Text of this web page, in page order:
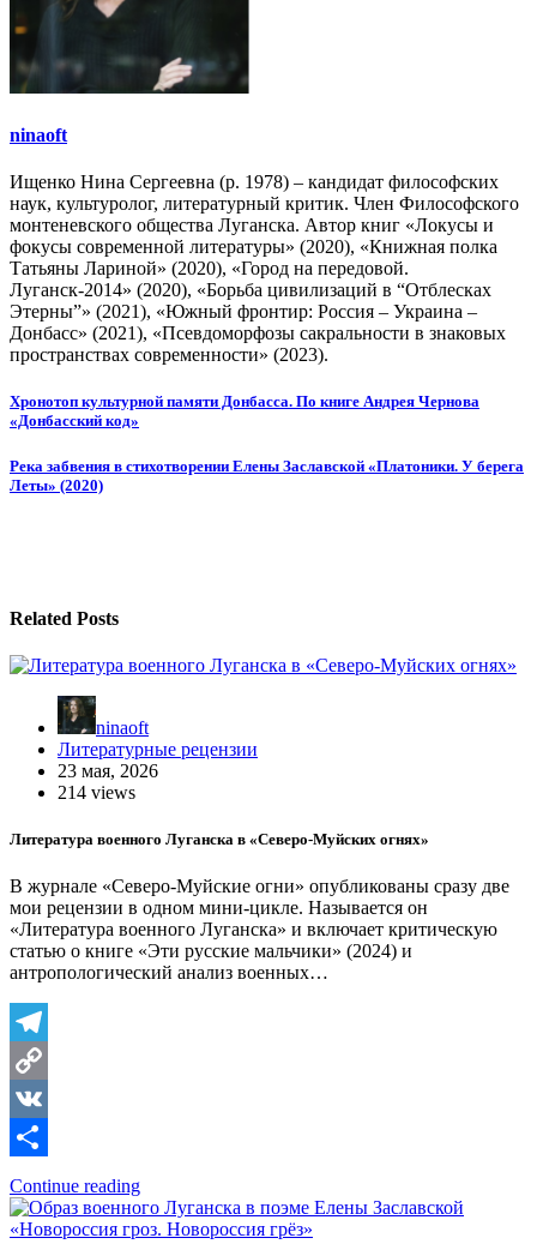
ninaoft
Ищенко Нина Сергеевна (р. 1978) – кандидат философских
наук, культуролог, литературный критик. Член Философского
монтеневского общества Луганска. Автор книг «Локусы и
фокусы современной литературы» (2020), «Книжная полка
Татьяны Лариной» (2020), «Город на передовой.
Луганск-2014» (2020), «Борьба цивилизаций в “Отблесках
Этерны”» (2021), «Южный фронтир: Россия – Украина –
Донбасс» (2021), «Псевдоморфозы сакральности в знаковых
пространствах современности» (2023).
Навигация
по
записям
Хронотоп культурной памяти Донбасса. По книге Андрея Чернова
«Донбасский код»
Река забвения в стихотворении Елены Заславской «Платоники. У берега
Леты» (2020)
Related Posts
ninaoft
Литературные рецензии
23 мая, 2026
214 views
Литература военного Луганска в «Северо-Муйских огнях»
В журнале «Северо-Муйские огни» опубликованы сразу две
мои рецензии в одном мини-цикле. Называется он
«Литература военного Луганска» и включает критическую
статью о книге «Эти русские мальчики» (2024) и
антропологический анализ военных…
Telegram
Copy
Link
VK
Отправить
Continue reading